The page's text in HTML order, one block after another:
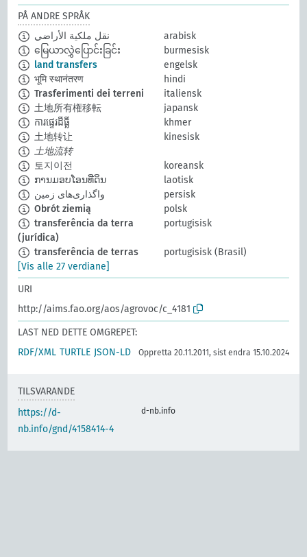
PÅ ANDRE SPRÅK
نقل ملكية الأراضي
arabisk
မြေယာလွှဲပြောင်းခြင်း
burmesisk
land transfers
engelsk
भूमि स्थानंतरण
hindi
Trasferimenti dei terreni
italiensk
土地所有権移転
japansk
ការផ្ទេរដីធ្លី
khmer
土地转让
kinesisk
土地流转
토지이전
koreansk
ການມອບໂອນທີ່ດິນ
laotisk
واگذاری‌های زمین
persisk
Obrót ziemią
polsk
transferência da terra
(jurídica)
portugisisk
transferência de terras
portugisisk (Brasil)
[Vis alle 27 verdiane]
URI
http://aims.fao.org/aos/agrovoc/c_4181
LAST NED DETTE OMGREPET:
RDF/XML TURTLE JSON-LD Oppretta 20.11.2011, sist endra 15.10.2024
TILSVARANDE
https://d-
nb.info/gnd/4158414-4
d-nb.info